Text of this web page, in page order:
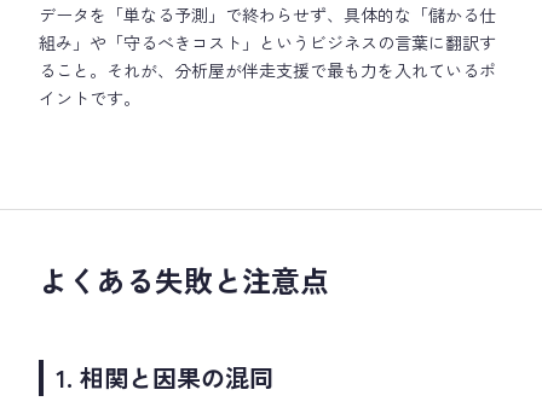
データを「単なる予測」で終わらせず、具体的な「儲かる仕
組み」や「守るべきコスト」というビジネスの言葉に翻訳す
ること。それが、分析屋が伴走支援で最も力を入れているポ
イントです。
よくある失敗と注意点
1. 相関と因果の混同